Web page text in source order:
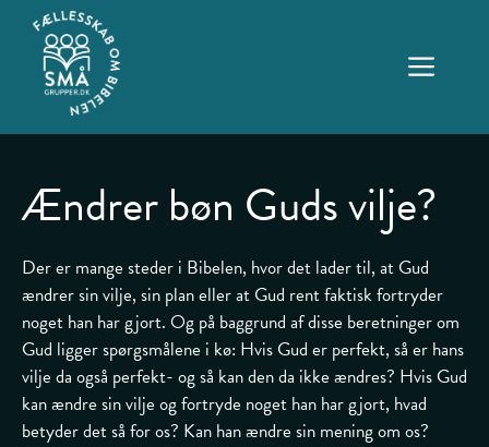
indhold
Ændrer bøn Guds vilje?
Der er mange steder i Bibelen, hvor det lader til, at Gud
ændrer sin vilje, sin plan eller at Gud rent faktisk fortryder
noget han har gjort. Og på baggrund af disse beretninger om
Gud ligger spørgsmålene i kø: Hvis Gud er perfekt, så er hans
vilje da også perfekt- og så kan den da ikke ændres? Hvis Gud
kan ændre sin vilje og fortryde noget han har gjort, hvad
betyder det så for os? Kan han ændre sin mening om os?